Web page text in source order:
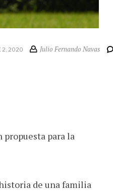
2, 2020 Julio Fernando Navas
propuesta para la
de una familia